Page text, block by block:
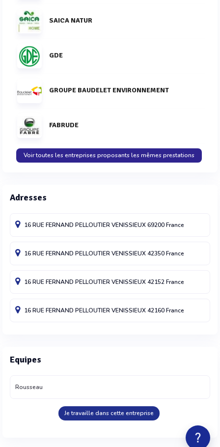
SAICA NATUR
GDE
GROUPE BAUDELET ENVIRONNEMENT
FABRUDE
Voir toutes les entreprises proposants les mêmes prestations
Adresses
16 RUE FERNAND PELLOUTIERVENISSIEUX69200France
16 RUE FERNAND PELLOUTIERVENISSIEUX 42350France
16 RUE FERNAND PELLOUTIERVENISSIEUX 42152France
16 RUE FERNAND PELLOUTIERVENISSIEUX 42160France
Equipes
Rousseau
Je travaille dans cette entreprise